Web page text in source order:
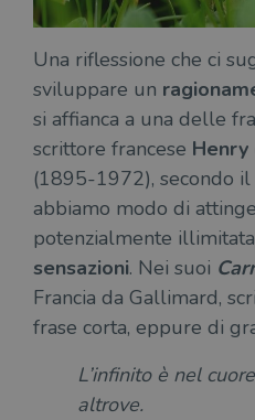
Una riflessione che ci
sviluppare un
si affianca a una delle
scrittore francese
(1895-1972), secondo
abbiamo modo di
potenzialmente
sensazioni. Nei suoi
Francia da Gallimard,
frase corta, eppure di
L’infinito è nel
altrove.